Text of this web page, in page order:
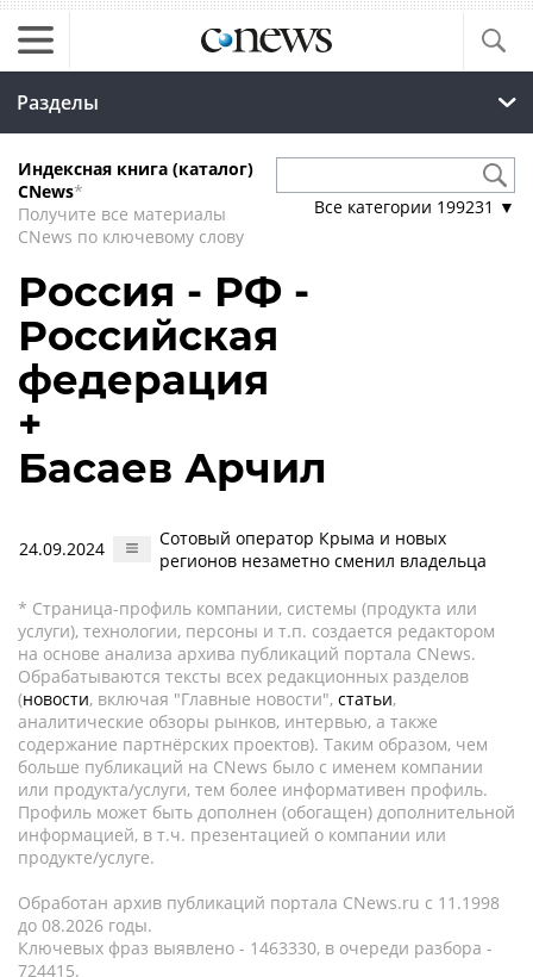
Разделы
Индексная книга (каталог)
CNews*
Получите все материалы
CNews по ключевому слову
Все категории 199231 ▼
Россия - РФ -
Российская
федерация
+
Басаев Арчил
24.09.2024
Сотовый оператор Крыма и новых
регионов незаметно сменил владельца
* Страница-профиль компании, системы (продукта или
услуги), технологии, персоны и т.п. создается редактором
на основе анализа архива публикаций портала CNews.
Обрабатываются тексты всех редакционных разделов
(новости, включая "Главные новости", статьи,
аналитические обзоры рынков, интервью, а также
содержание партнёрских проектов). Таким образом, чем
больше публикаций на CNews было с именем компании
или продукта/услуги, тем более информативен профиль.
Профиль может быть дополнен (обогащен) дополнительной
информацией, в т.ч. презентацией о компании или
продукте/услуге.
Обработан архив публикаций портала CNews.ru c 11.1998
до 08.2026 годы.
Ключевых фраз выявлено - 1463330, в очереди разбора -
724415.